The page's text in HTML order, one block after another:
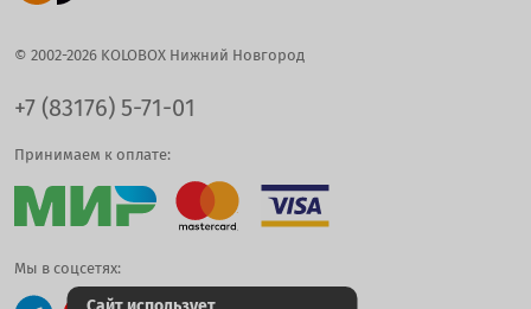
© 2002-2026 KOLOBOX Нижний Новгород
+7 (83176) 5-71-01
Принимаем к оплате:
Мы в соцсетях: